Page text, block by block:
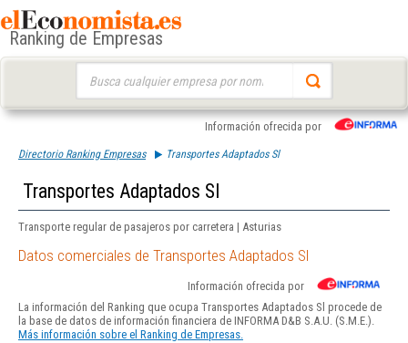
Ranking de Empresas
Información ofrecida por
Directorio Ranking Empresas Transportes Adaptados Sl
Transportes Adaptados Sl
Transporte regular de pasajeros por carretera | Asturias
Datos comerciales de Transportes Adaptados Sl
Información ofrecida por
La información del Ranking que ocupa Transportes Adaptados Sl procede de
la base de datos de información financiera de INFORMA D&B S.A.U. (S.M.E.).
Más información sobre el Ranking de Empresas.